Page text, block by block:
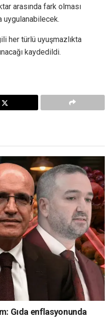
arasında fark olması
uygulanabilecek.
her türlü uyuşmazlıkta
kaydedildi.
Gıda enflasyonunda